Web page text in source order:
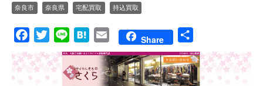
奈良市 奈良県 宅配買取 持込買取
c
e
i
i
n
e
a
t
e
m
a
i
Share
有